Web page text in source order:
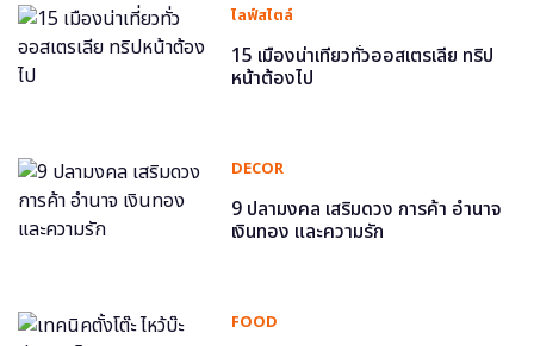
ไลฟ์สไตล์
15 เมืองน่าเที่ยวทั่วออสเตรเลีย ทริป
หน้าต้องไป
DECOR
9 ปลามงคล เสริมดวง การค้า อำนาจ
เงินทอง และความรัก
FOOD